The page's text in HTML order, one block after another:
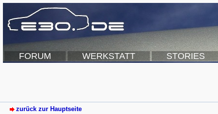
FORUM WERKSTATT STORIES
zurück zur Hauptseite